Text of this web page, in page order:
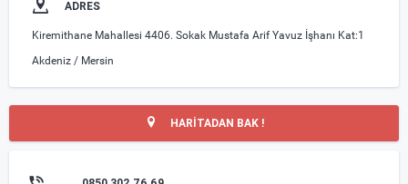
ADRES
Kiremithane Mahallesi 4406. Sokak Mustafa Arif Yavuz İşhanı Kat:1
Akdeniz / Mersin
HARİTADAN BAK !